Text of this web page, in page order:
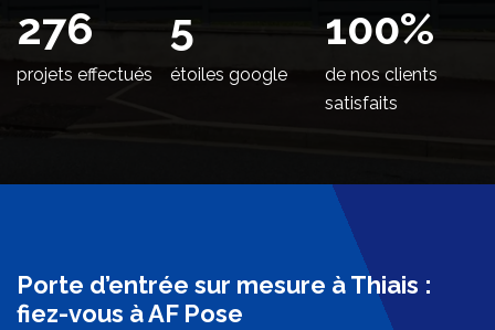
330
projets effectués
5
étoiles google
100%
de nos clients
satisfaits
Porte d’entrée sur mesure à Thiais :
fiez-vous à AF Pose